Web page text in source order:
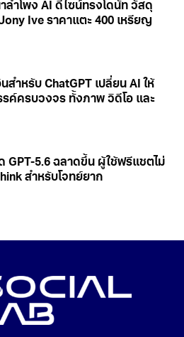
ำโพง AI ดีไซน์ทรงโดนัท วัสดุ
Ive ราคาแตะ 400 เหรียญ
สำหรับ ChatGPT เปลี่ยน AI ให้
รค์ครบวงจร ทั้งภาพ วิดีโอ และ
GPT-5.6 ฉลาดขึ้น ผู้ใช้ฟรีแชตไม่
สำหรับโจทย์ยาก